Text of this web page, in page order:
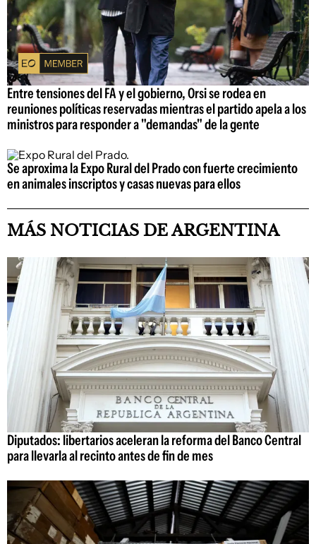
Entre tensiones del FA y el gobierno, Orsi se rodea en
reuniones políticas reservadas mientras el partido apela a los
ministros para responder a "demandas" de la gente
Se aproxima la Expo Rural del Prado con fuerte crecimiento
en animales inscriptos y casas nuevas para ellos
MÁS NOTICIAS DE ARGENTINA
Diputados: libertarios aceleran la reforma del Banco Central
para llevarla al recinto antes de fin de mes